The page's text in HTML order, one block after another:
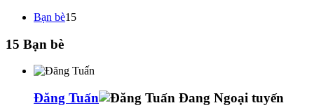
Bạn bè15
15 Bạn bè
Đăng Tuấn